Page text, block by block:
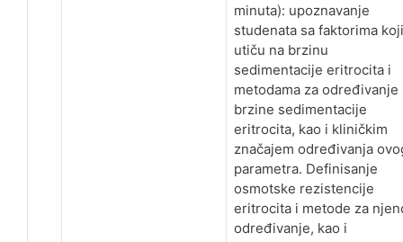
minuta): upoznavanje
studenata sa faktorima koji
utiču na brzinu
sedimentacije eritrocita i
metodama za određivanje
brzine sedimentacije
eritrocita, kao i kliničkim
značajem određivanja
parametra. Definisanje
osmotske rezistencije
eritrocita i metode za
određivanje, kao i